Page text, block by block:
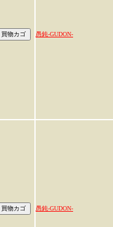
愚鈍-GUDON-
愚鈍-GUDON-